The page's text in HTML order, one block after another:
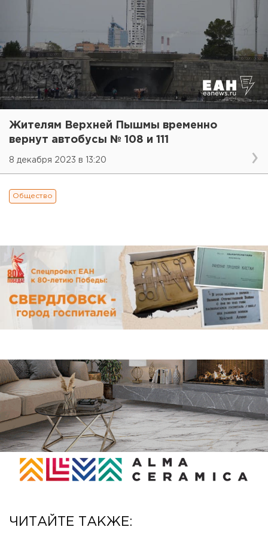
Жителям Верхней Пышмы временно
вернут автобусы № 108 и 111
8 декабря 2023 в 13:20
Общество
ЧИТАЙТЕ ТАКЖЕ: